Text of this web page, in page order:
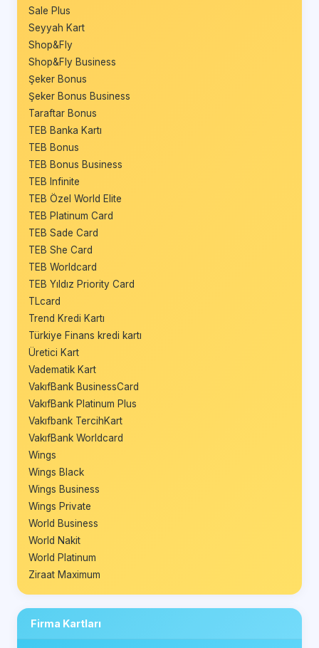
Sale Plus
Seyyah Kart
Shop&Fly
Shop&Fly Business
Şeker Bonus
Şeker Bonus Business
Taraftar Bonus
TEB Banka Kartı
TEB Bonus
TEB Bonus Business
TEB Infinite
TEB Özel World Elite
TEB Platinum Card
TEB Sade Card
TEB She Card
TEB Worldcard
TEB Yıldız Priority Card
TLcard
Trend Kredi Kartı
Türkiye Finans kredi kartı
Üretici Kart
Vadematik Kart
VakıfBank BusinessCard
VakıfBank Platinum Plus
Vakıfbank TercihKart
VakıfBank Worldcard
Wings
Wings Black
Wings Business
Wings Private
World Business
World Nakit
World Platinum
Ziraat Maximum
Firma Kartları